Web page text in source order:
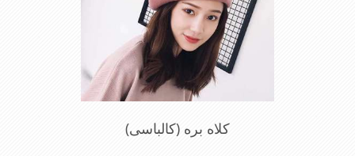
کلاه بره (کالباسی)